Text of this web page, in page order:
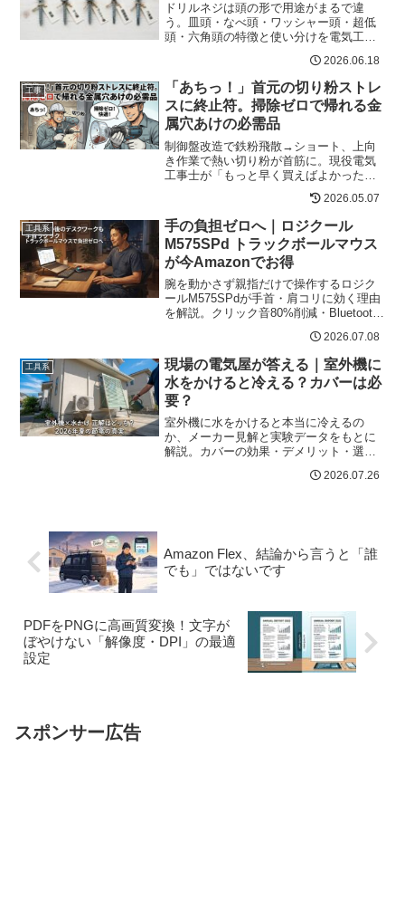
ドリルネジは頭の形で用途がまるで違
う。皿頭・なべ頭・ワッシャー頭・超低
頭・六角頭の特徴と使い分けを電気工事
者から職人まで使えるネジ選びの基本。
2026.06.18
工事
「あちっ！」首元の切り粉ストレ
スに終止符。掃除ゼロで帰れる金
属穴あけの必需品
制御盤改造で鉄粉飛散→ショート、上向
き作業で熱い切り粉が首筋に。現役電気
工事士が「もっと早く買えばよかった」
と語る金属用ホールソーダストカバーの
2026.05.07
工具系
手の負担ゼロへ｜ロジクール
M575SPd トラックボールマウス
が今Amazonでお得
腕を動かさず親指だけで操作するロジク
ールM575SPdが手首・肩コリに効く理由
を解説。クリック音80%削減・Bluetooth
2026.07.08
工具系
現場の電気屋が答える｜室外機に
水をかけると冷える？カバーは必
要？
室外機に水をかけると本当に冷えるの
か、メーカー見解と実験データをもとに
解説。カバーの効果・デメリット・選び
2026.07.26
Amazon Flex、結論から言うと「誰
でも」ではないです
PDFをPNGに高画質変換！文字が
ぼやけない「解像度・DPI」の最適
設定
スポンサー広告